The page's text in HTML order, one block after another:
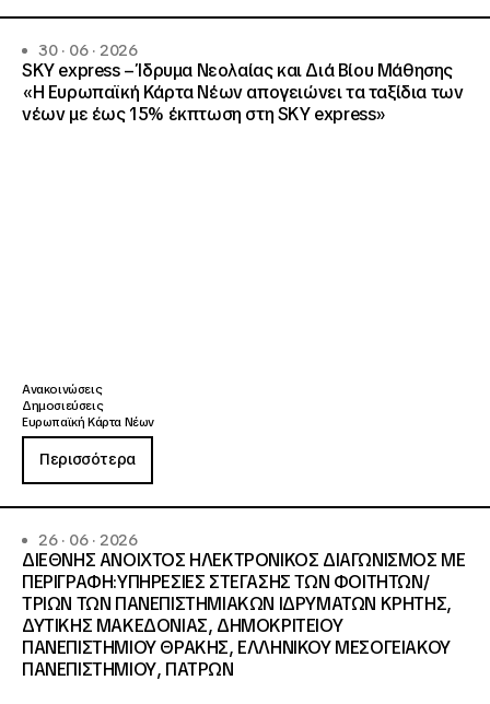
30 · 06 · 2026
SKY express – Ίδρυμα Νεολαίας και Διά Βίου Μάθησης
«Η Ευρωπαϊκή Κάρτα Νέων απογειώνει τα ταξίδια των
νέων με έως 15% έκπτωση στη SKY express»
Ανακοινώσεις
Δημοσιεύσεις
Ευρωπαϊκή Κάρτα Νέων
Περισσότερα
26 · 06 · 2026
ΔΙΕΘΝΗΣ ΑΝΟΙΧΤΟΣ ΗΛΕΚΤΡΟΝΙΚΟΣ ΔΙΑΓΩΝΙΣΜΟΣ ΜΕ
ΠΕΡΙΓΡΑΦΗ:ΥΠΗΡΕΣΙΕΣ ΣΤΕΓΑΣΗΣ ΤΩΝ ΦΟΙΤΗΤΩΝ/
ΤΡΙΩΝ ΤΩΝ ΠΑΝΕΠΙΣΤΗΜΙΑΚΩΝ ΙΔΡΥΜΑΤΩΝ KΡΗΤΗΣ,
ΔΥΤΙΚΗΣ ΜΑΚΕΔΟΝΙΑΣ, ΔΗΜΟΚΡΙΤΕΙΟΥ
ΠΑΝΕΠΙΣΤΗΜΙΟΥ ΘΡΑΚΗΣ, ΕΛΛΗΝΙΚΟΥ ΜΕΣΟΓΕΙΑΚΟΥ
ΠΑΝΕΠΙΣΤΗΜΙΟΥ, ΠΑΤΡΩΝ